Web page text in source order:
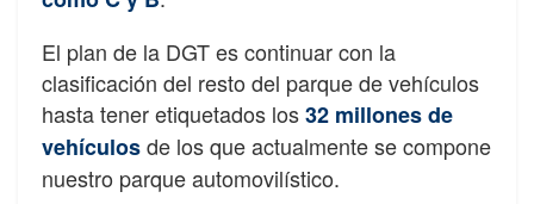
El plan de la DGT es continuar con la
clasificación del resto del parque de vehículos
hasta tener etiquetados los32 millones de
vehículosde los que actualmente se compone
nuestro parque automovilístico.